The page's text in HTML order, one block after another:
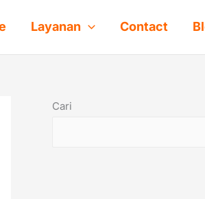
Layanan Contact
Cari